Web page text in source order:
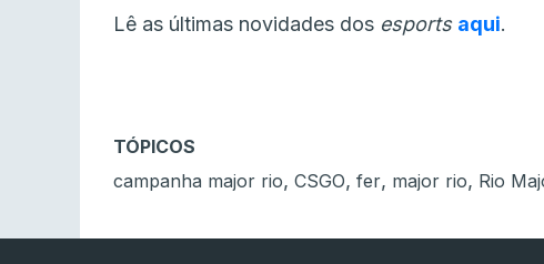
Lê as últimas novidades dos esports aqui.
TÓPICOS
campanha major rio, CSGO, fer, major rio, Rio